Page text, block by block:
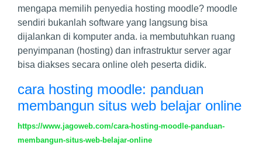
mengapa memilih penyedia hosting moodle? moodle
sendiri bukanlah software yang langsung bisa
dijalankan di komputer anda. ia membutuhkan ruang
penyimpanan (hosting) dan infrastruktur server agar
bisa diakses secara online oleh peserta didik.
cara hosting moodle: panduan
membangun situs web belajar online
https://www.jagoweb.com/cara-hosting-moodle-panduan-
membangun-situs-web-belajar-online